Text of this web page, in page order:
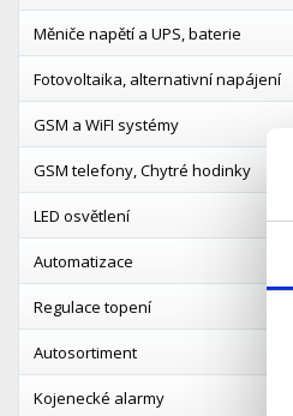
Měniče napětí a UPS, baterie
Fotovoltaika, alternativní napájení
GSM a WiFI systémy
GSM telefony, Chytré hodinky
LED osvětlení
Automatizace
Regulace topení
Autosortiment
Kojenecké alarmy